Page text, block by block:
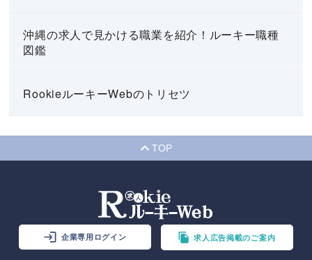
沖縄の求人で見かける職業を紹介！ルーキー職種
図鑑
RookieルーキーWebのトリセツ
TOP
企業専用ログイン 求人広告掲載のご案内